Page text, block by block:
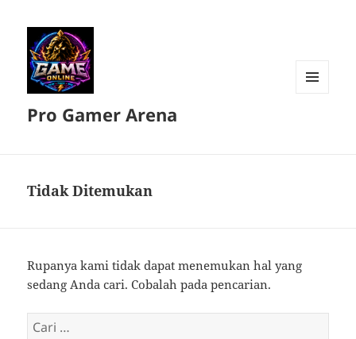
Pro Gamer Arena
Tidak Ditemukan
Rupanya kami tidak dapat menemukan hal yang
sedang Anda cari. Cobalah pada pencarian.
Cari